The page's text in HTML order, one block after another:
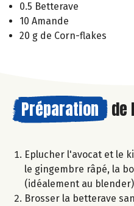
0.5 Betterave
10 Amande
20 g de Corn-flakes
Préparation de
Eplucher l'avocat et le
le gingembre râpé, la
(idéalement au
Brosser la betterave